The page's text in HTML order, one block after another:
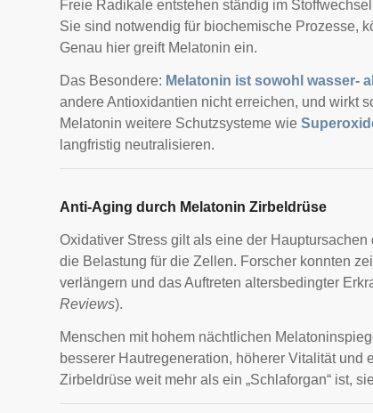
Freie Radikale entstehen ständig im
Sie sind notwendig für biochemische Prozesse,
Genau hier greift Melatonin ein.
Das Besondere: Melatonin ist sowohl wasser-
andere Antioxidantien nicht erreichen, und wirkt
Melatonin weitere Schutzsysteme wie
langfristig neutralisieren.
Anti-Aging durch Melatonin Zirbeldrüse
Oxidativer Stress gilt als eine der
die Belastung für die Zellen. Forscher konnten
verlängern und das Auftreten altersbedingter
Reviews).
Menschen mit hohem nächtlichen
besserer Hautregeneration, höherer Vitalität
Zirbeldrüse weit mehr als ein „Schlaforgan“ ist,